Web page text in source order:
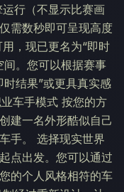
行（不显示比赛画
需数秒即可呈现高度
，现已更名为“即时
间。您可以根据赛事
结果”或更具真实感
车手模式 按您的方
建一名外形酷似自己
手。 选择现实世界
点出发。您可以通过
的个人风格相符的车